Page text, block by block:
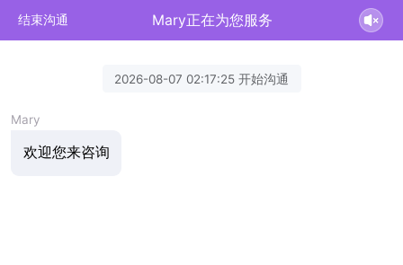
结束沟通 Mary正在为您服务
2026-08-07 02:17:25 开始沟通
Mary
欢迎您来咨询